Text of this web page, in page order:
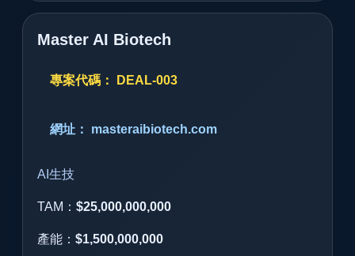
Master AI Biotech
專案代碼： DEAL-003
網址： masteraibiotech.com
AI生技
TAM： $25,000,000,000
產能： $1,500,000,000